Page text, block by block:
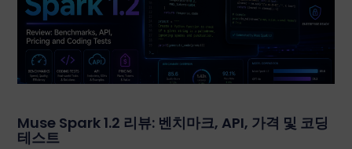
Muse Spark 1.2 리뷰: 벤치마크, API, 가격 및 코딩
테스트